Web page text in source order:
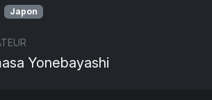
Japon
Yonebayashi